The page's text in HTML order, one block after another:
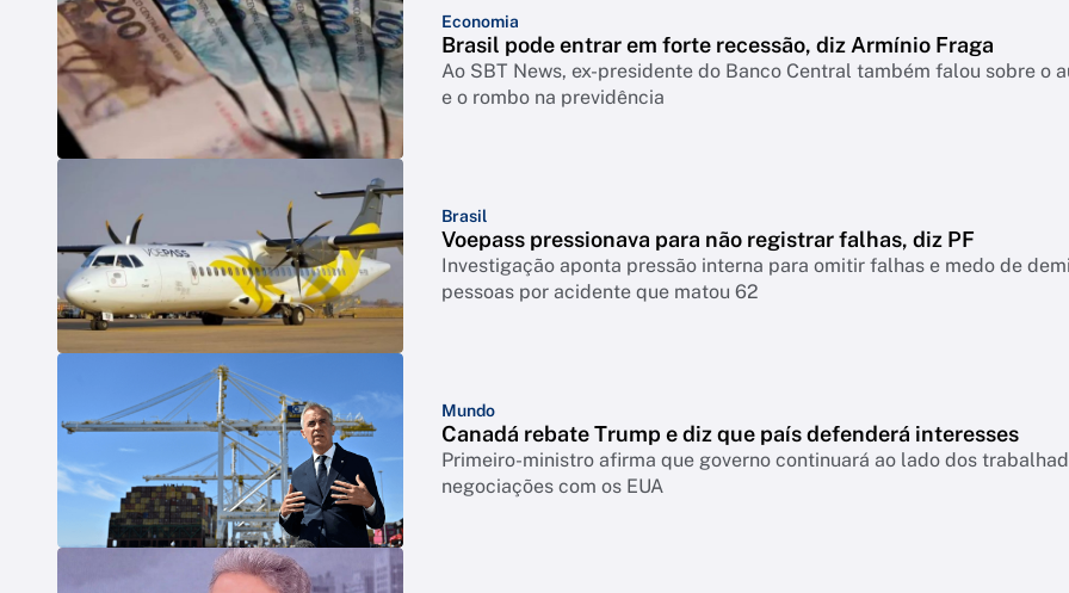
Economia
Brasil pode entrar em forte recessão, diz Armínio Fraga
Ao SBT News, ex-presidente do Banco Central também falou sobre o
e o rombo na previdência
Brasil
Voepass pressionava para não registrar falhas, diz PF
Investigação aponta pressão interna para omitir falhas e medo de
pessoas por acidente que matou 62
Mundo
Canadá rebate Trump e diz que país defenderá interesses
Primeiro-ministro afirma que governo continuará ao lado dos
negociações com os EUA